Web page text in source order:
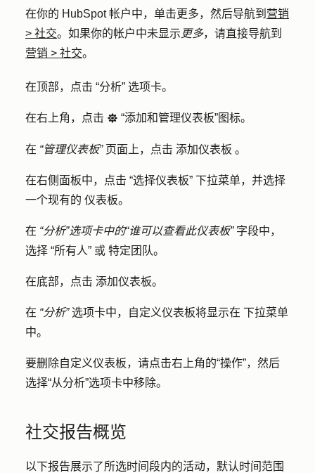
在你的 HubSpot 帐户中，单击更多，然后导航到 营销
> 社交。如果你的帐户中未显示 更多，请直接导航到
营销 > 社交。
在顶部，点击 “分析” 选项卡。
在右上角，点击 settings “添加和管理仪表板”图标。
在 “管理仪表板”页面上，点击 添加仪表板 。
在右侧面板中，点击 “选择仪表板” 下拉菜单，并选择
一个现有的 仪表板。
在 “分析”选项卡中的“谁可以查看此仪表板”字段中，
选择 “所有人” 或 特定团队。
在底部，点击 添加仪表板。
在 “分析”选项卡中，自定义仪表板将显示在 下拉菜单
中。
要删除自定义仪表板，请点击右上角的“操作”，然后
选择“从分析”选项卡中移除。
社交报告概览
以下报告展示了所选时间段内的活动，默认时间范围